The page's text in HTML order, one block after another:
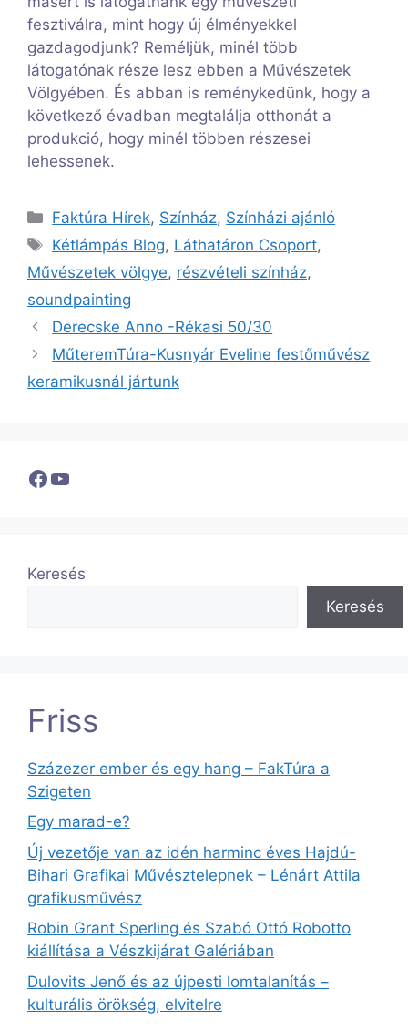
fesztiválra, mint hogy új élményekkel
gazdagodjunk? Reméljük, minél több
látogatónak része lesz ebben a Művészetek
Völgyében. És abban is reménykedünk, hogy a
következő évadban megtalálja otthonát a
produkció, hogy minél többen részesei
lehessenek.
Kategória
Faktúra Hírek, Színház, Színházi ajánló
Címkék
Kétlámpás Blog, Láthatáron Csoport,
Művészetek völgye, részvételi színház,
soundpainting
Derecske Anno -Rékasi 50/30
MűteremTúra-Kusnyár Eveline festőművész
keramikusnál jártunk
Facebook
YouTube
Keresés
Keresés
Friss
Százezer ember és egy hang – FakTúra a
Szigeten
Egy marad-e?
Új vezetője van az idén harminc éves Hajdú-
Bihari Grafikai Művésztelepnek – Lénárt Attila
grafikusművész
Robin Grant Sperling és Szabó Ottó Robotto
kiállítása a Vészkijárat Galériában
Dulovits Jenő és az újpesti lomtalanítás –
kulturális örökség, elvitelre